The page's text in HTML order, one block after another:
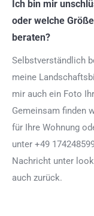
Ich bin mir
oder welche
beraten?
Selbstverständlich
meine
mir auch ein Foto
Gemeinsam finden
für Ihre Wohnung
unter +49
Nachricht unter
auch zurück.